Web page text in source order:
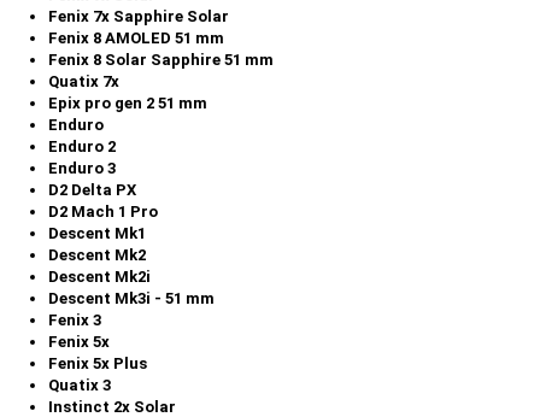
Fenix 7x Sapphire Solar
Fenix 8 AMOLED 51 mm
Fenix 8 Solar Sapphire 51 mm
Quatix 7x
Epix pro gen 2 51 mm
Enduro
Enduro 2
Enduro 3
D2 Delta PX
D2 Mach 1 Pro
Descent Mk1
Descent Mk2
Descent Mk2i
Descent Mk3i - 51 mm
Fenix 3
Fenix 5x
Fenix 5x Plus
Quatix 3
Instinct 2x Solar